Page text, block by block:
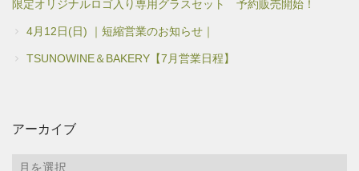
限定オリジナルロゴ入り専用グラスセット 予約販売開始！
4月12日(日) ｜短縮営業のお知らせ｜
TSUNOWINE＆BAKERY【7月営業日程】
アーカイブ
ア